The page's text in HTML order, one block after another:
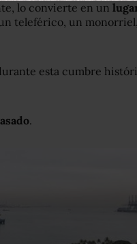
lo convierte en un
teleférico, un
esta cumbre
.